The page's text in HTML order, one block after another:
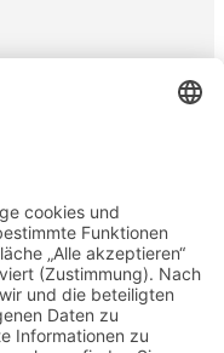
heizen?